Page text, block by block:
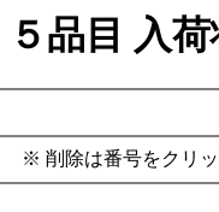
５品目 入
削除は番号をクリッ